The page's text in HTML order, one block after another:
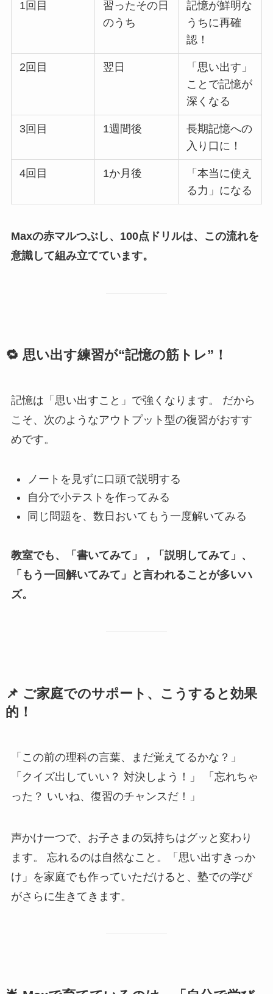
1回目
習ったその日
のうち
記憶が鮮明な
うちに再確
認！
2回目 翌日
「思い出す」
ことで記憶が
深くなる
3回目 1週間後
長期記憶への
入り口に！
4回目 1か月後
「本当に使え
る力」になる
Maxの赤マルつぶし、100点ドリルは、この流れを
意識して組み立てています。
🔁 思い出す練習が“記憶の筋トレ”！
記憶は「思い出すこと」で強くなります。 だから
こそ、次のようなアウトプット型の復習がおすす
めです。
ノートを見ずに口頭で説明する
自分で小テストを作ってみる
同じ問題を、数日おいてもう一度解いてみる
教室でも、「書いてみて」，「説明してみて」、
「もう一回解いてみて」と言われることが多いハ
ズ。
📌 ご家庭でのサポート、こうすると効果
的！
「この前の理科の言葉、まだ覚えてるかな？」
「クイズ出していい？ 対決しよう！」 「忘れちゃ
った？ いいね、復習のチャンスだ！」
声かけ一つで、お子さまの気持ちはグッと変わり
ます。 忘れるのは自然なこと。「思い出すきっか
け」を家庭でも作っていただけると、塾での学び
がさらに生きてきます。